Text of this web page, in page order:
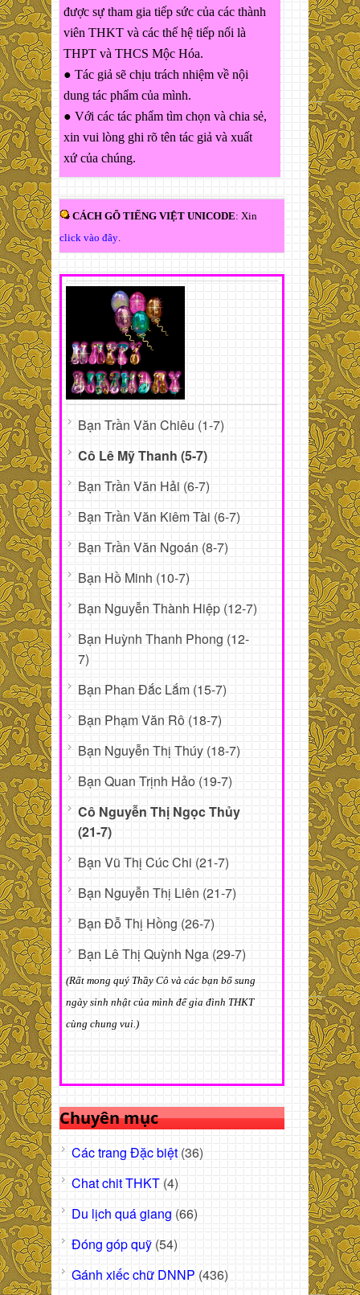
được sự tham gia tiếp sức của các thành
viên THKT và các thế hệ tiếp nối là
THPT và THCS Mộc Hóa.
● Tác giả sẽ chịu trách nhiệm về nội
dung tác phẩm của mình.
● Với các tác phẩm tìm chọn và chia sẻ,
xin vui lòng ghi rõ tên tác giả và xuất
xứ của chúng.
CÁCH GÕ TIẾNG VIỆT UNICODE: Xin
click vào đây.
Bạn Trần Văn Chiêu (1-7)
Cô Lê Mỹ Thanh (5-7)
Bạn Trần Văn Hải (6-7)
Bạn Trần Văn Kiêm Tài (6-7)
Bạn Trần Văn Ngoán (8-7)
Bạn Hồ Minh (10-7)
Bạn Nguyễn Thành Hiệp (12-7)
Bạn Huỳnh Thanh Phong (12-
7)
Bạn Phan Đắc Lắm (15-7)
Bạn Phạm Văn Rô (18-7)
Bạn Nguyễn Thị Thúy (18-7)
Bạn Quan Trịnh Hảo (19-7)
Cô Nguyễn Thị Ngọc Thủy
(21-7)
Bạn Vũ Thị Cúc Chi (21-7)
Bạn Nguyễn Thị Liên (21-7)
Bạn Đỗ Thị Hồng (26-7)
Bạn Lê Thị Quỳnh Nga (29-7)
(Rất mong quý Thầy Cô và các bạn bổ sung
ngày sinh nhật của mình để gia đình THKT
cùng chung vui.)
Chuyên mục
Các trang Đặc biệt (36)
Chat chit THKT (4)
Du lịch quá giang (66)
Đóng góp quỹ (54)
Gánh xiếc chữ DNNP (436)